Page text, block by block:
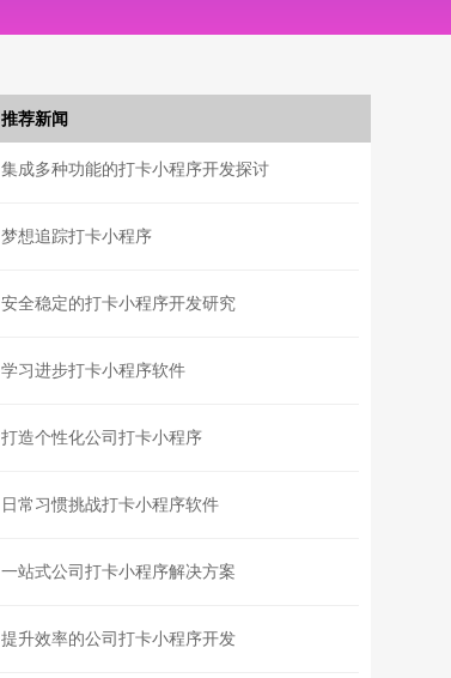
推荐新闻
集成多种功能的打卡小程序开发探讨
梦想追踪打卡小程序
安全稳定的打卡小程序开发研究
学习进步打卡小程序软件
打造个性化公司打卡小程序
日常习惯挑战打卡小程序软件
一站式公司打卡小程序解决方案
提升效率的公司打卡小程序开发